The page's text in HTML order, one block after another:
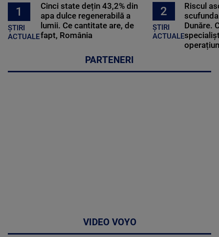
1
ȘTIRI
ACTUALE
Cinci state dețin 43,2% din
apa dulce regenerabilă a
lumii. Ce cantitate are, de
fapt, România
2
ȘTIRI
ACTUALE
Riscul
Dunăre.
PARTENERI
VIDEO VOYO